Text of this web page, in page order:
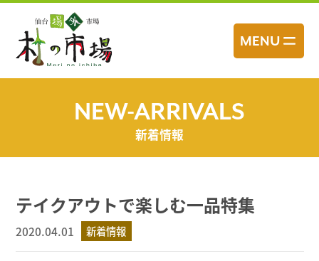
ッ
MENU
NEW-ARRIVALS
新着情報
テイクアウトで楽しむ一品特集
2020.04.01 新着情報